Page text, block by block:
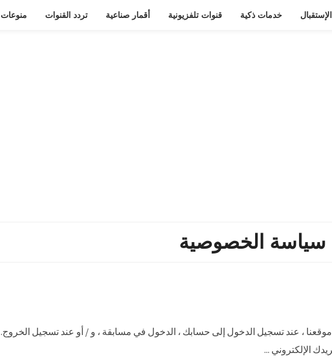
خدمات ذكية قنوات تلفزيونية أقمار صناعية تردد القنوات منوعات
سياسة الخصوصية
، عند تسجيل الدخول إلى حسابك ، الدخول في مسابقة ، و / أو عند تسجيل الخروج.
الإلكتروني ...